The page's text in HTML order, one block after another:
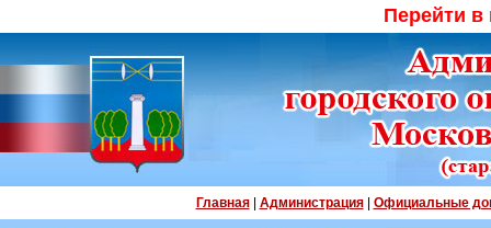
Перейти
Главная| Администрация| Официальные